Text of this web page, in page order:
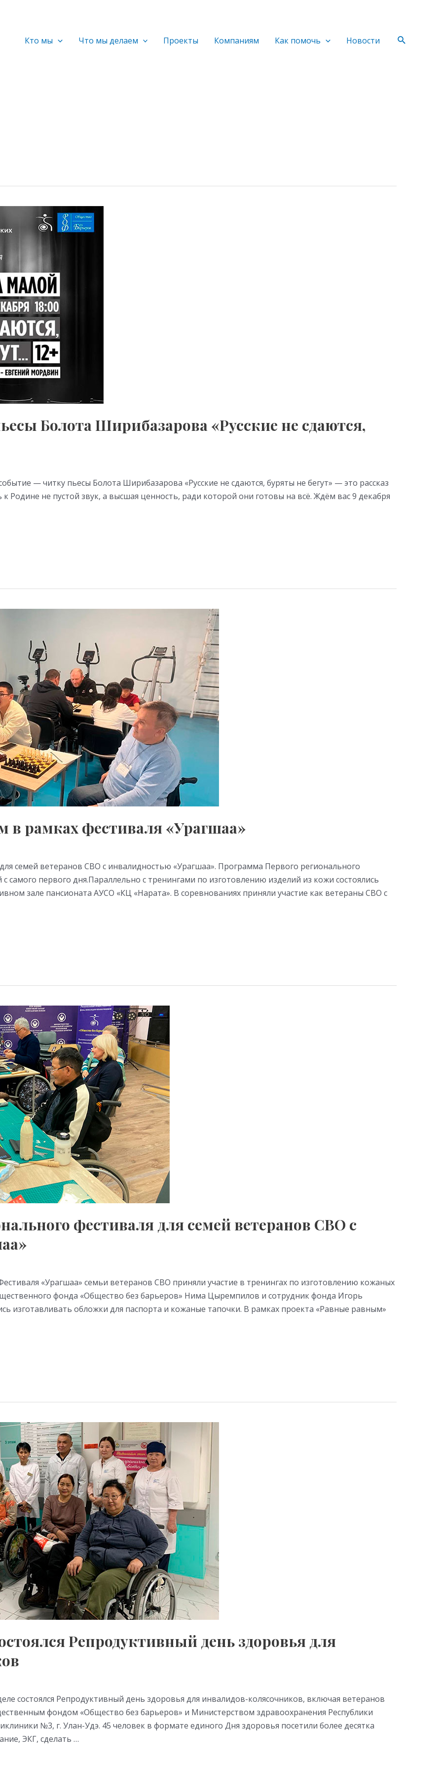
Кто мы Что мы делаем Проекты Компаниям Как помочь Новости Поиск
Болота Ширибазарова «Русские не сдаются,
— читку пьесы Болота Ширибазарова «Русские не сдаются, буряты не бегут» — это рассказ
Родине не пустой звук, а высшая ценность, ради которой они готовы на всё. Ждём вас 9 декабря
в рамках фестиваля «Урагшаа»
семей ветеранов СВО с инвалидностью «Урагшаа». Программа Первого регионального
самого первого дня.Параллельно с тренингами по изготовлению изделий из кожи состоялись
зале пансионата АУСО «КЦ «Нарата». В соревнованиях приняли участие как ветераны СВО с
фестиваля для семей ветеранов СВО с
«Урагшаа» семьи ветеранов СВО приняли участие в тренингах по изготовлению кожаных
фонда «Общество без барьеров» Нима Цыремпилов и сотрудник фонда Игорь
изготавливать обложки для паспорта и кожаные тапочки. В рамках проекта «Равные равным»
Репродуктивный день здоровья для
состоялся Репродуктивный день здоровья для инвалидов-колясочников, включая ветеранов
фондом «Общество без барьеров» и Министерством здравоохранения Республики
№3, г. Улан-Удэ. 45 человек в формате единого Дня здоровья посетили более десятка
ЭКГ, сделать …